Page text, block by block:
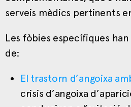
serveis mèdics pertinents
Les fòbies específiques
de:
El trastorn d’angoixa
crisis d’angoixa